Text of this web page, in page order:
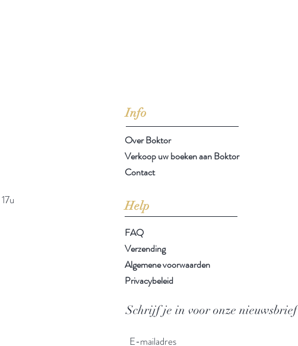
Info
Over Boktor
Verkoop uw boeken aan Boktor
Contact
Help
FAQ
Verzending
Algemene voorwaarden
Privacybeleid
Schrijf je in voor onze nieuwsbrief